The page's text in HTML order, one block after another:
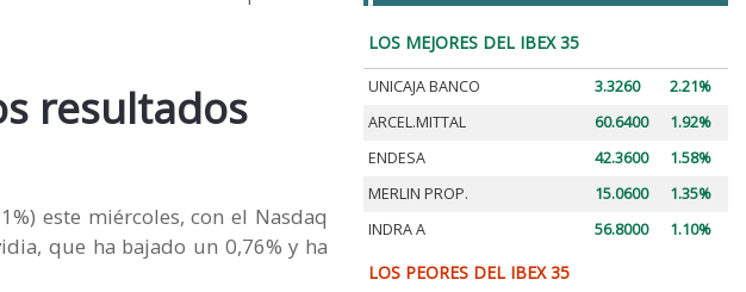
resultados
este miércoles, con el Nasdaq
que ha bajado un 0,76% y ha
LOS MEJORES DEL IBEX 35
UNICAJA BANCO 3.3260
2.21%
ARCEL.MITTAL
60.6400
1.92%
ENDESA
42.3600
1.58%
MERLIN PROP.
15.0600
1.35%
INDRA A
56.8000 1.10%
LOS PEORES DEL IBEX 35